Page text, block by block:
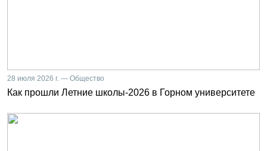
28 июля 2026 г. — Общество
Как прошли Летние школы-2026 в Горном университете